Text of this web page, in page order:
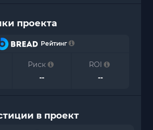
проекта
Рейтинг
Риск
--
ROI
--
в проект